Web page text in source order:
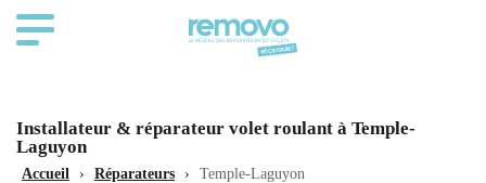
Installateur & réparateur volet roulant à Temple-
Laguyon
Accueil › Réparateurs › Temple-Laguyon